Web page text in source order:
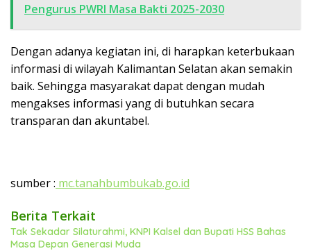
Pengurus PWRI Masa Bakti 2025-2030
Dengan adanya kegiatan ini, di harapkan keterbukaan
informasi di wilayah Kalimantan Selatan akan semakin
baik. Sehingga masyarakat dapat dengan mudah
mengakses informasi yang di butuhkan secara
transparan dan akuntabel.
sumber : mc.tanahbumbukab.go.id
Berita Terkait
Tak Sekadar Silaturahmi, KNPI Kalsel dan Bupati HSS Bahas
Masa Depan Generasi Muda